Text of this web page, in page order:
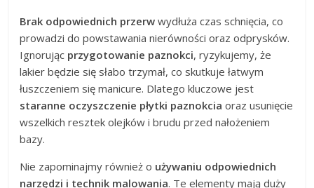
Brak odpowiednich przerw wydłuża czas schnięcia, co
prowadzi do powstawania nierówności oraz odprysków.
Ignorując przygotowanie paznokci, ryzykujemy, że
lakier będzie się słabo trzymał, co skutkuje łatwym
łuszczeniem się manicure. Dlatego kluczowe jest
staranne oczyszczenie płytki paznokcia oraz usunięcie
wszelkich resztek olejków i brudu przed nałożeniem
bazy.
Nie zapominajmy również o używaniu odpowiednich
narzędzi i technik malowania. Te elementy mają duży